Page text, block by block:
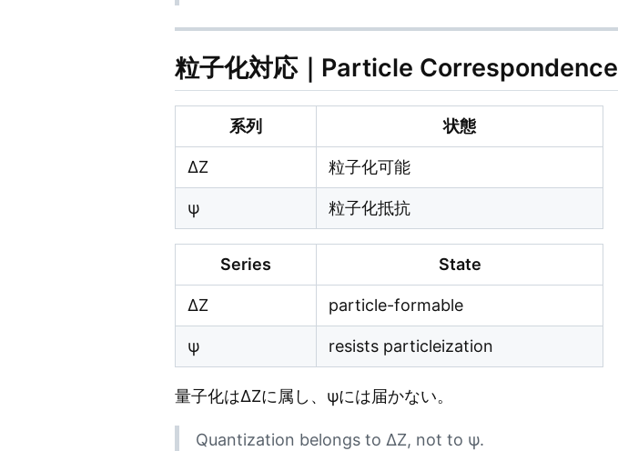
粒子化対応｜Particle Correspondence
系列 状態
ΔZ 粒子化可能
ψ 粒子化抵抗
Series State
ΔZ particle-formable
ψ resists particleization
量子化はΔZに属し、ψには届かない。
Quantization belongs to ΔZ, not to ψ.